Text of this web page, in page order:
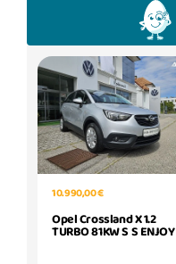
10.990,00 €
Opel Crossland X 1.2
TURBO 81KW S S ENJOY